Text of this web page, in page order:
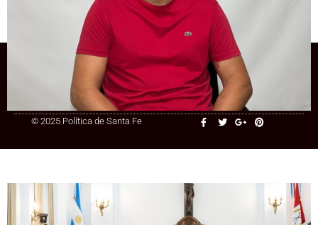
inconstitucional
+54 9 3415 41-3086
© 2025 Política de Santa Fe